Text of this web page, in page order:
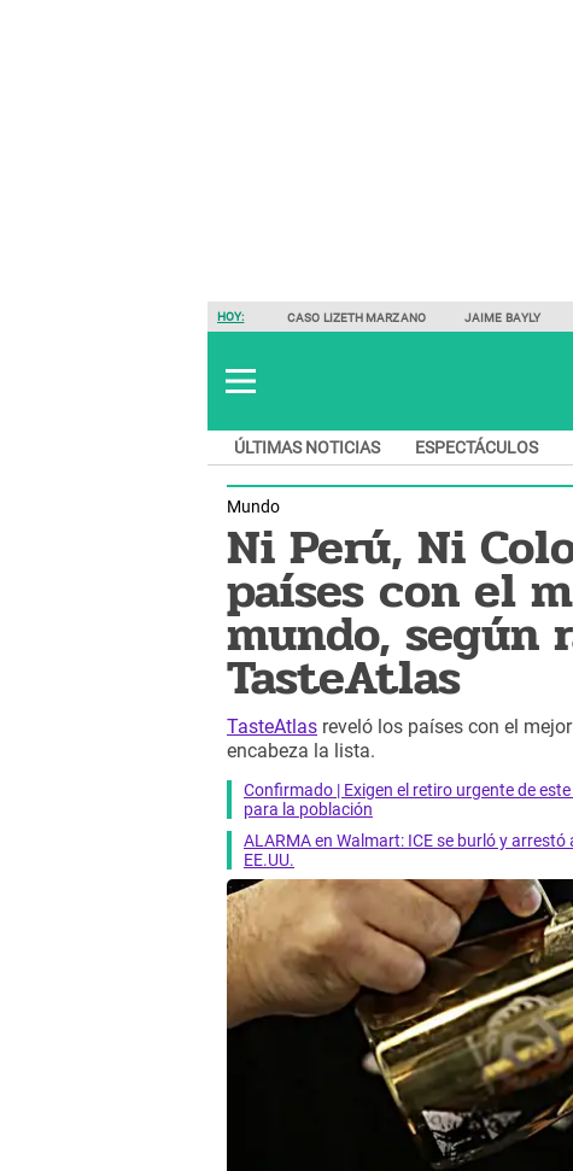
HOY: CASO LIZETH MARZANO JAIME BAYLY
ÚLTIMAS NOTICIAS ESPECTÁCULOS
Mundo
Ni Perú, Ni
países con el
mundo, según
TasteAtlas
TasteAtlas reveló los países con el
encabeza la lista.
Confirmado | Exigen el retiro urgente de
para la población
ALARMA en Walmart: ICE se burló y
EE.UU.